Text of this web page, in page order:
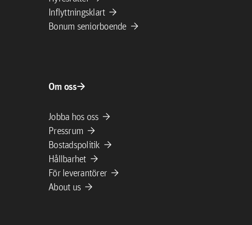
Inflyttningsklart arrow_forward
Bonum seniorboende arrow_forward
Om ossarrow_forward
Jobba hos oss arrow_forward
Pressrum arrow_forward
Bostadspolitik arrow_forward
Hållbarhet arrow_forward
För leverantörer arrow_forward
About us arrow_forward